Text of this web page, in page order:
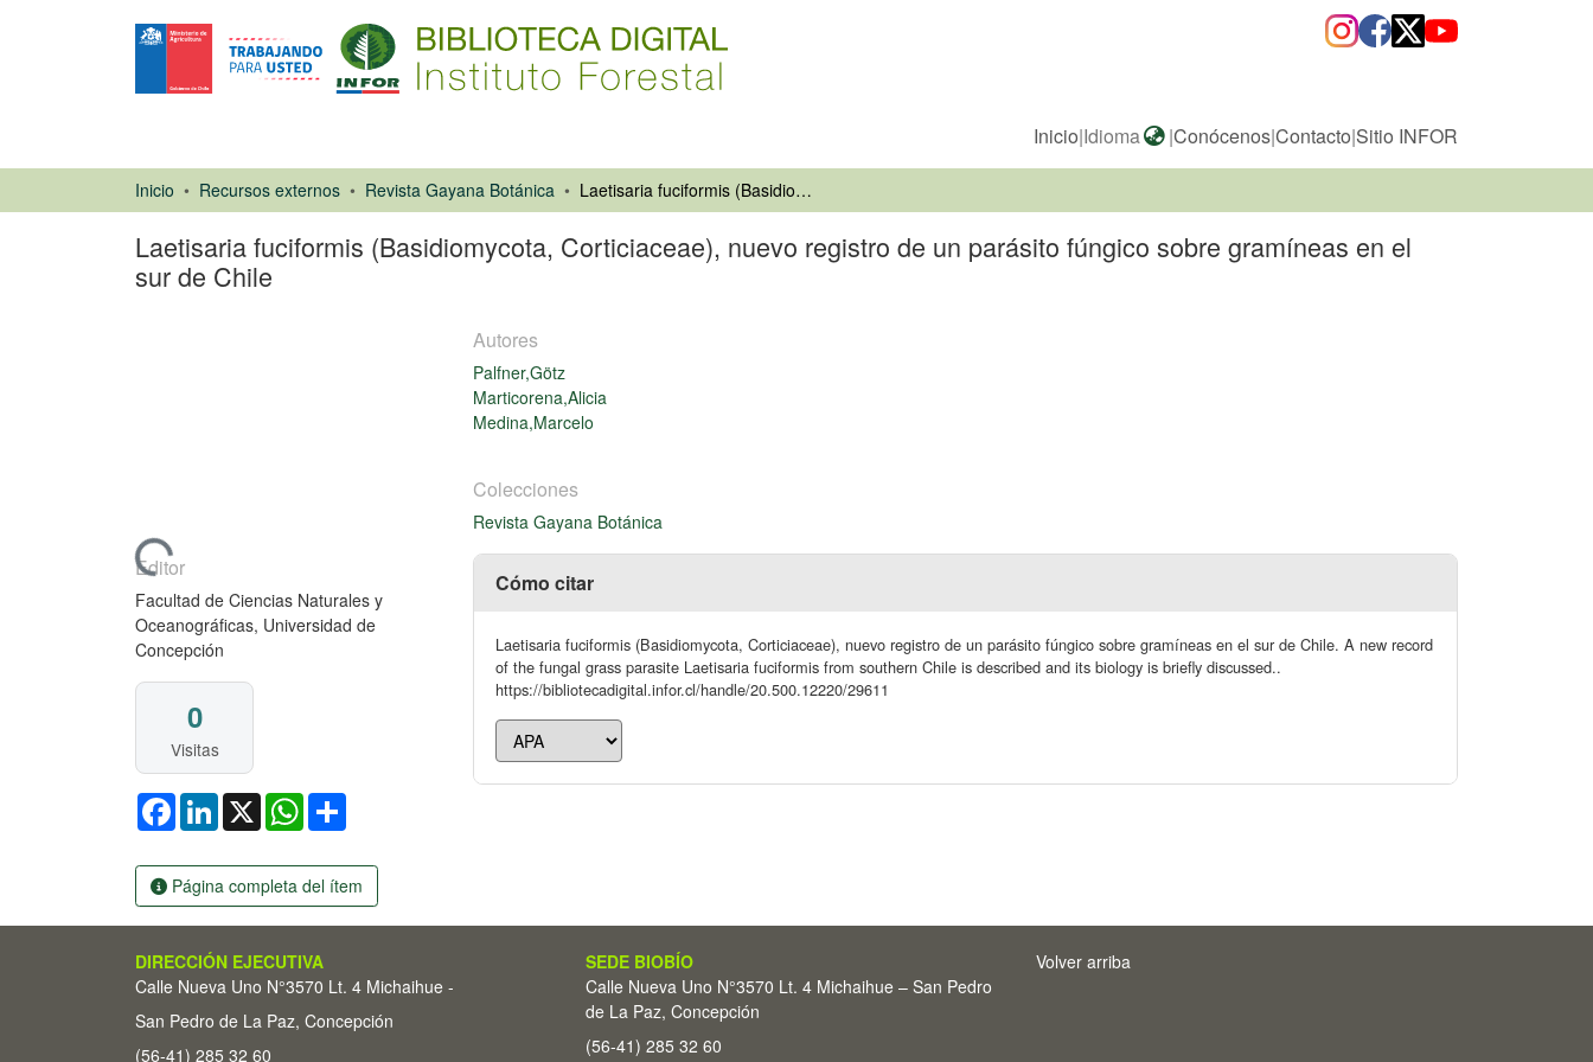
Inicio|Idioma |Conócenos|Contacto|Sitio INFOR
Inicio Recursos externos Revista Gayana Botánica Laetisaria fuciformis (Basidiomycota, Corticiaceae), nuevo registro de un parásito fúngico sobre gramíneas en el sur de Chile
Laetisaria fuciformis (Basidiomycota, Corticiaceae), nuevo registro de un parásito fúngico sobre gramíneas en el
sur de Chile
Cargando...
Editor
Facultad de Ciencias Naturales y
Oceanográficas, Universidad de
Concepción
0
Visitas
FacebookLinkedIn
X WhatsApp
Página completa del ítem
Autores
Palfner,Götz
Marticorena,Alicia
Medina,Marcelo
Colecciones
Revista Gayana Botánica
Cómo citar
Laetisaria fuciformis (Basidiomycota, Corticiaceae), nuevo registro de un parásito fúngico sobre gramíneas en el sur de Chile. A new record
of the fungal grass parasite Laetisaria fuciformis from southern Chile is described and its biology is briefly discussed..
https://bibliotecadigital.infor.cl/handle/20.500.12220/29611
DIRECCIÓN EJECUTIVA
Calle Nueva Uno N°3570 Lt. 4 Michaihue -
San Pedro de La Paz, Concepción
(56-41) 285 32 60
SEDE BIOBÍO
Calle Nueva Uno N°3570 Lt. 4 Michaihue – San Pedro
de La Paz, Concepción
(56-41) 285 32 60
Volver arriba